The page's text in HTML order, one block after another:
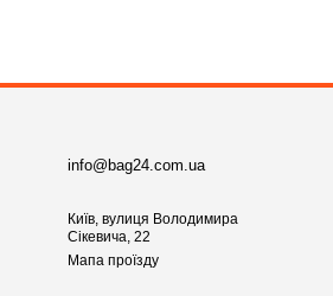
info@bag24.com.ua
Київ, вулиця Володимира
Сікевича, 22
Мапа проїзду